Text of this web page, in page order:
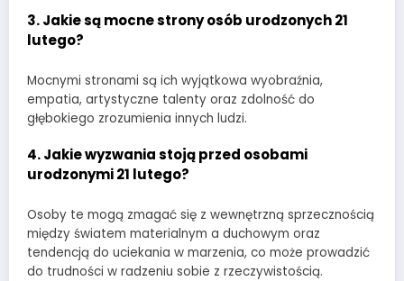
3. Jakie są mocne strony osób urodzonych 21
lutego?
Mocnymi stronami są ich wyjątkowa wyobraźnia,
empatia, artystyczne talenty oraz zdolność do
głębokiego zrozumienia innych ludzi.
4. Jakie wyzwania stoją przed osobami
urodzonymi 21 lutego?
Osoby te mogą zmagać się z wewnętrzną sprzecznością
między światem materialnym a duchowym oraz
tendencją do uciekania w marzenia, co może prowadzić
do trudności w radzeniu sobie z rzeczywistością.